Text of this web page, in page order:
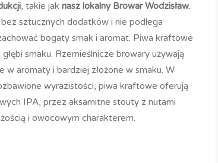
, takie jak nasz lokalny Browar Wodzisław.
sztucznych dodatków i nie podlega
bogaty smak i aromat. Piwa kraftowe
smaku. Rzemieślnicze browary używają
w aromaty i bardziej złożone w smaku. W
wyrazistości, piwa kraftowe oferują
IPA, przez aksamitne stouty z nutami
i owocowym charakterem.